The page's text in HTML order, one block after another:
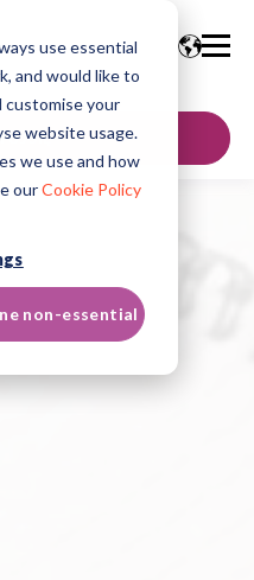
use essential
and would like to
customise your
website usage.
we use and how
ourCookie Policy
non-essential
SIĘ